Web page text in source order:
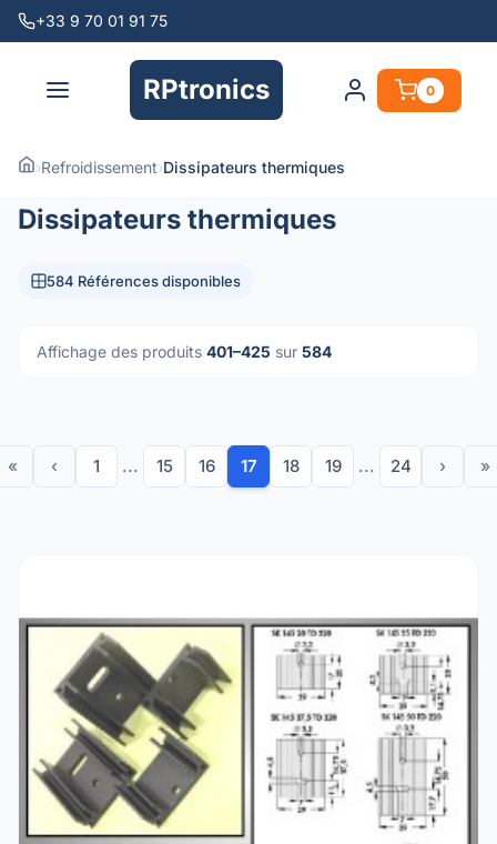
+33 9 70 01 91 75
RPtronics 0
›Refroidissement›Dissipateurs thermiques
Dissipateurs thermiques
584 Références disponibles
Affichage des produits 401–425 sur 584
« ‹ 1 ... 15 16 17 18 19 ... 24 › »